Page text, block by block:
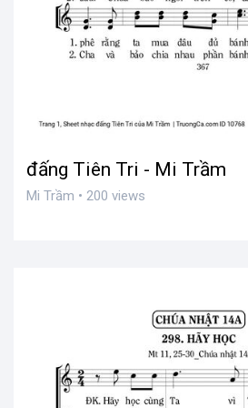
đấng Tiên Tri - Mi Trầm
Mi Trầm • 200 views